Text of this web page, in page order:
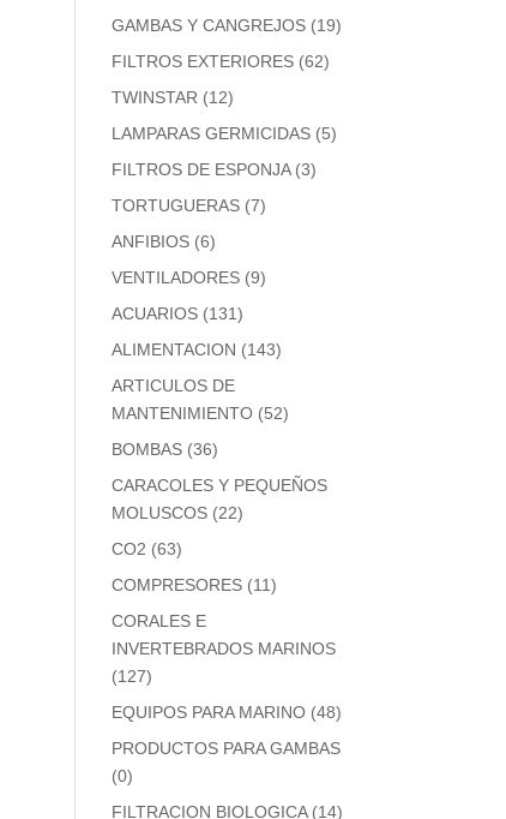
GAMBAS Y CANGREJOS (19)
FILTROS EXTERIORES (62)
TWINSTAR (12)
LAMPARAS GERMICIDAS (5)
FILTROS DE ESPONJA (3)
TORTUGUERAS (7)
ANFIBIOS (6)
VENTILADORES (9)
ACUARIOS (131)
ALIMENTACION (143)
ARTICULOS DE
MANTENIMIENTO (52)
BOMBAS (36)
CARACOLES Y PEQUEÑOS
MOLUSCOS (22)
CO2 (63)
COMPRESORES (11)
CORALES E
INVERTEBRADOS MARINOS
(127)
EQUIPOS PARA MARINO (48)
PRODUCTOS PARA GAMBAS
(0)
FILTRACION BIOLOGICA (14)